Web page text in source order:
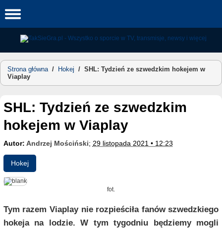
to
Strona główna/ Hokej / SHL: Tydzień ze szwedzkim hokejem w
Viaplay
SHL: Tydzień ze szwedzkim
hokejem w Viaplay
Autor: Andrzej Mościński; 29 listopada 2021 • 12:23
Hokej
fot.
Tym razem Viaplay nie rozpieściła fanów szwedzkiego
hokeja na lodzie. W tym tygodniu będziemy mogli